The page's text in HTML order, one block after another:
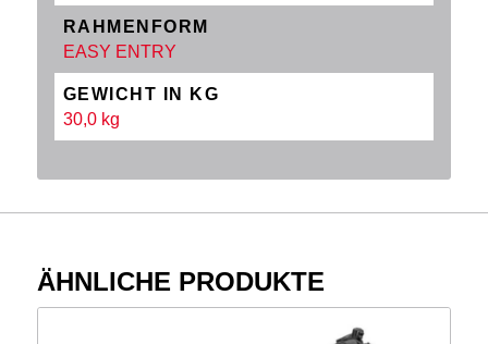
RAHMENFORM
EASY ENTRY
GEWICHT IN KG
30,0 kg
ÄHNLICHE PRODUKTE